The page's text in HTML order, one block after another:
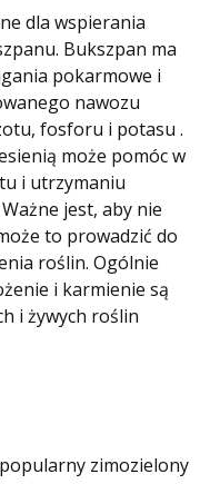
dla wspierania
Bukszpan ma
pokarmowe i
nawozu
fosforu i potasu .
może pomóc w
i utrzymaniu
jest, aby nie
to prowadzić do
roślin. Ogólnie
i karmienie są
i żywych roślin
zimozielony